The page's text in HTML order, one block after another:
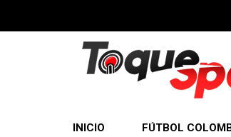
INICIO FÚTBOL